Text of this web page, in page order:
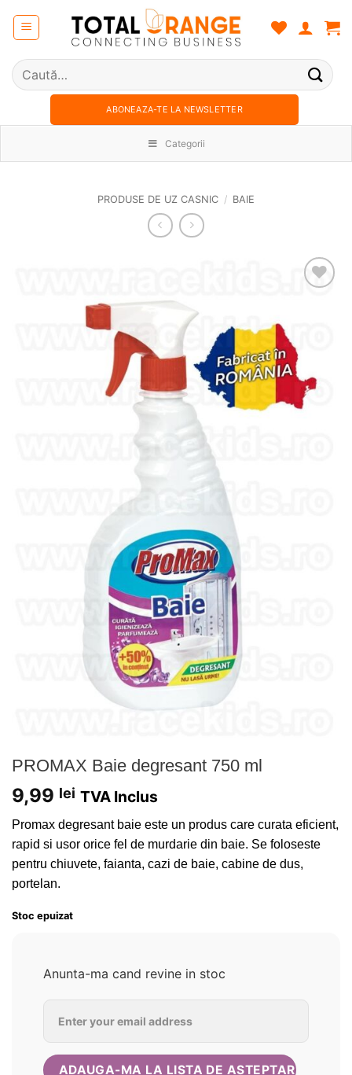
Caută
după:
ABONEAZA-TE LA NEWSLETTER
Categorii
PRODUSE DE UZ CASNIC / BAIE
wishlist!
PROMAX Baie degresant 750 ml
9,99 lei TVA Inclus
Promax degresant baie este un produs care curata eficient,
rapid si usor orice fel de murdarie din baie. Se foloseste
pentru chiuvete, faianta, cazi de baie, cabine de dus,
portelan.
Stoc epuizat
Anunta-ma cand revine in stoc